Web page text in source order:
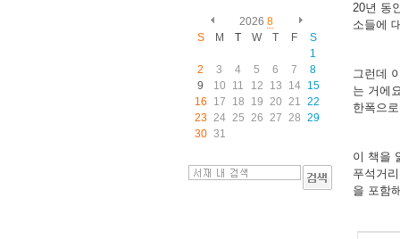
2026 8
S
M T W T F
S
1
2
3 4 5 6 7
8
9
10 11 12 13 14
15
16
17 18 19 20 21 22
23 24 25 26 27 28 29
30 31
20년 동
소들에
그런데
는 거에
한폭으
이 책을
푸석거
을 포함